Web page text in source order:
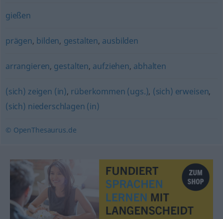
gießen
prägen, bilden, gestalten, ausbilden
arrangieren, gestalten, aufziehen, abhalten
(sich) zeigen (in), rüberkommen (ugs.), (sich) erweisen,
(sich) niederschlagen (in)
© OpenThesaurus.de